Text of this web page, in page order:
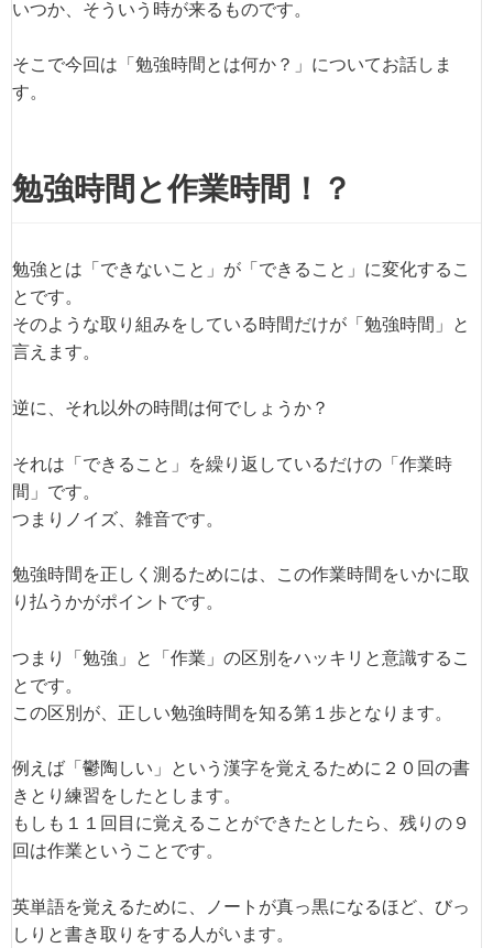
いつか、そういう時が来るものです。
そこで今回は「勉強時間とは何か？」についてお話しま
す。
勉強時間と作業時間！？
勉強とは「できないこと」が「できること」に変化するこ
とです。
そのような取り組みをしている時間だけが「勉強時間」と
言えます。
逆に、それ以外の時間は何でしょうか？
それは「できること」を繰り返しているだけの「作業時
間」です。
つまりノイズ、雑音です。
勉強時間を正しく測るためには、この作業時間をいかに取
り払うかがポイントです。
つまり「勉強」と「作業」の区別をハッキリと意識するこ
とです。
この区別が、正しい勉強時間を知る第１歩となります。
例えば「鬱陶しい」という漢字を覚えるために２０回の書
きとり練習をしたとします。
もしも１１回目に覚えることができたとしたら、残りの９
回は作業ということです。
英単語を覚えるために、ノートが真っ黒になるほど、びっ
しりと書き取りをする人がいます。